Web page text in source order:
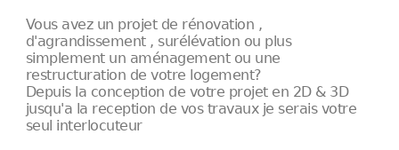
Vous avez un projet de rénovation ,
d'agrandissement , surélévation ou plus
simplement un aménagement ou une
restructuration de votre logement?
Depuis la conception de votre projet en 2D & 3D
jusqu'a la reception de vos travaux je serais votre
seul interlocuteur